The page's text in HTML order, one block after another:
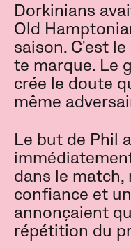
Dorkinians
Old
saison. C'est
te marque. Le
crée le doute
même
Le but de Phil
dans le match,
confiance et
annonçaient
répétition du